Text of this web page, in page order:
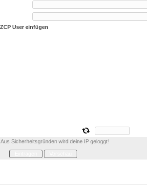
Aus Sicherheitsgründen wird deine IP geloggt!